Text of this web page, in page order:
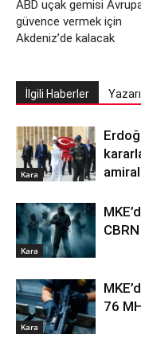
ABD uçak gemisi
güvence vermek için
Akdeniz’de kalacak
İlgili Haberler
Kara
Kara
Kara
76